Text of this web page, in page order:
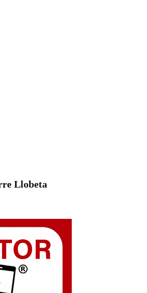
Llobeta